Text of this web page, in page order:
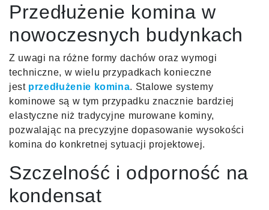
Przedłużenie komina w
nowoczesnych budynkach
Z uwagi na różne formy dachów oraz wymogi
techniczne, w wielu przypadkach konieczne
jest przedłużenie komina. Stalowe systemy
kominowe są w tym przypadku znacznie bardziej
elastyczne niż tradycyjne murowane kominy,
pozwalając na precyzyjne dopasowanie wysokości
komina do konkretnej sytuacji projektowej.
Szczelność i odporność na
kondensat